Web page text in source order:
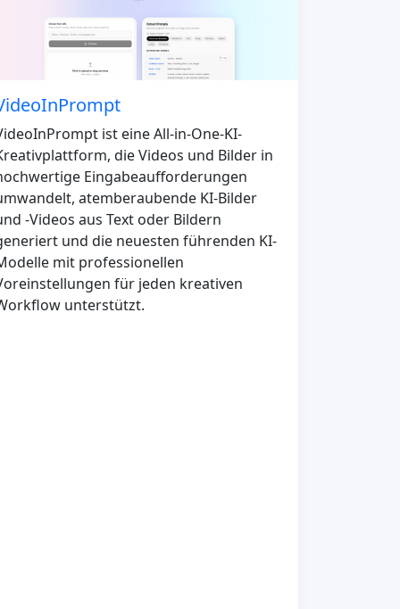
ist eine All-in-One-KI-
die Videos und Bilder in
Eingabeaufforderungen
atemberaubende KI-Bilder
-Videos aus Text oder Bildern
und die neuesten führenden KI-
mit professionellen
für jeden kreativen
unterstützt.